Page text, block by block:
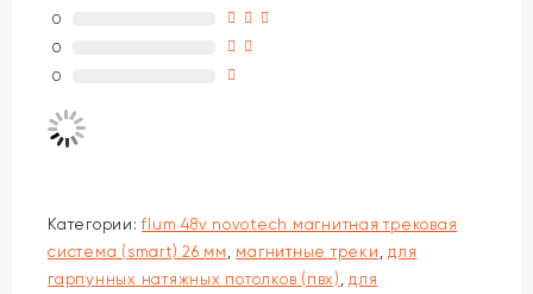
0
0
0
Категории:flum 48v novotech магнитная трековая
система (smart) 26 мм
магнитные треки
для
гарпунных натяжных потолков (пвх)
для